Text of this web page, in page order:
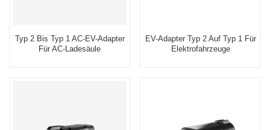
Typ 2 Bis Typ 1 AC-EV-Adapter
Für AC-Ladesäule
EV-Adapter Typ 2 Auf Typ 1 Für
Elektrofahrzeuge